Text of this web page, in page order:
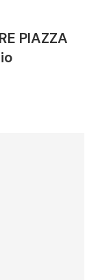
PIAZZA